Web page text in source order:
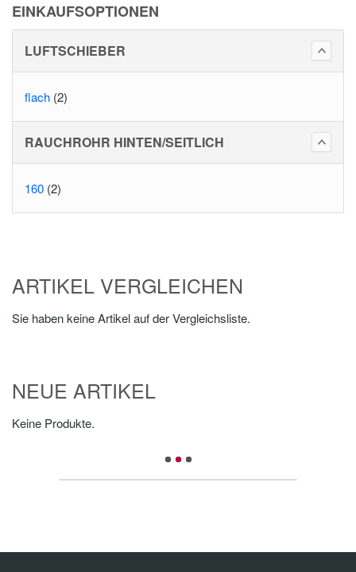
EINKAUFSOPTIONEN
LUFTSCHIEBER
flach (2)
RAUCHROHR HINTEN/SEITLICH
160 (2)
ARTIKEL VERGLEICHEN
Sie haben keine Artikel auf der Vergleichsliste.
NEUE ARTIKEL
Keine Produkte.